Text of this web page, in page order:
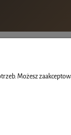
Możesz